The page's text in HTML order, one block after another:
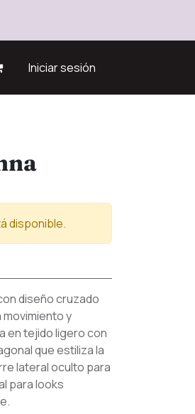
Iniciar sesión
disponible.
diseño cruzado
y
en tejido ligero con
que estiliza la
lateral oculto para
para looks